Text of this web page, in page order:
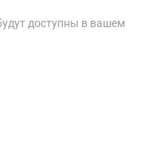
доступны в вашем
Андрей